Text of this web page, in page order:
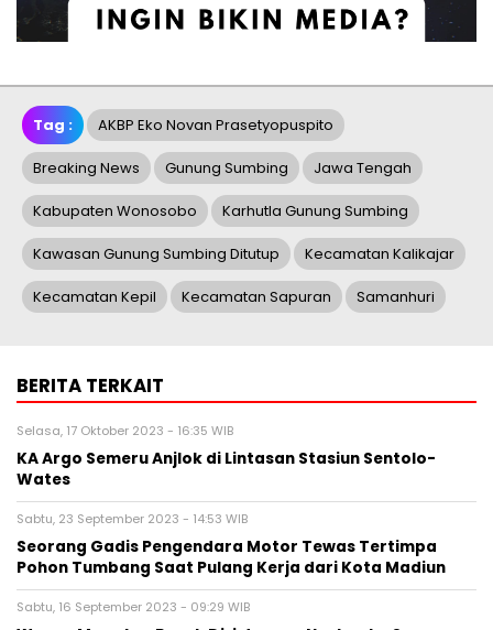
Tag : AKBP Eko Novan Prasetyopuspito
Breaking News Gunung Sumbing Jawa Tengah
Kabupaten Wonosobo Karhutla Gunung Sumbing
Kawasan Gunung Sumbing Ditutup Kecamatan Kalikajar
Kecamatan Kepil Kecamatan Sapuran Samanhuri
BERITA TERKAIT
Selasa, 17 Oktober 2023 - 16:35 WIB
KA Argo Semeru Anjlok di Lintasan Stasiun Sentolo-
Wates
Sabtu, 23 September 2023 - 14:53 WIB
Seorang Gadis Pengendara Motor Tewas Tertimpa
Pohon Tumbang Saat Pulang Kerja dari Kota Madiun
Sabtu, 16 September 2023 - 09:29 WIB